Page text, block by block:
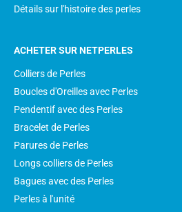
Détails sur l'histoire des perles
ACHETER SUR NETPERLES
Colliers de Perles
Boucles d'Oreilles avec Perles
Pendentif avec des Perles
Bracelet de Perles
Parures de Perles
Longs colliers de Perles
Bagues avec des Perles
Perles à l'unité